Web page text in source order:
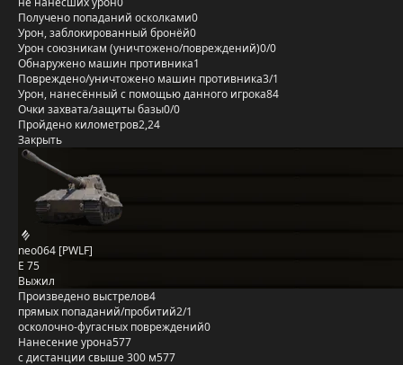
Получено попаданий осколками0
Урон, заблокированный бронёй0
Урон союзникам (уничтожено/повреждений)0/0
Обнаружено машин противника1
Повреждено/уничтожено машин противника3/1
Урон, нанесённый с помощью данного игрока84
Очки захвата/защиты базы0/0
Пройдено километров2,24
Закрыть
neo064 [PWLF]
E 75
Выжил
Произведено выстрелов4
прямых попаданий/пробитий2/1
осколочно-фугасных повреждений0
Нанесение урона577
с дистанции свыше 300 м577